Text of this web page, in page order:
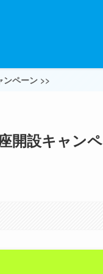
ンペーン >>
開設キャンペ